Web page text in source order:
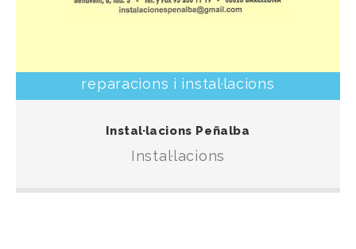
reparacions i instal·lacions
Instal·lacions Peñalba
Instal·lacions